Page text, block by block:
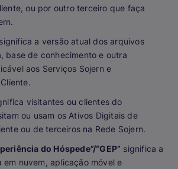
ou por outro terceiro que faça
significa a versão atual dos arquivos
base de conhecimento e outra
aos Serviços Sojern e
visitantes ou clientes do
ou usam os Ativos Digitais de
ou de terceiros na Rede Sojern.
do Hóspede”/“GEP” significa a
em nuvem, aplicação móvel e